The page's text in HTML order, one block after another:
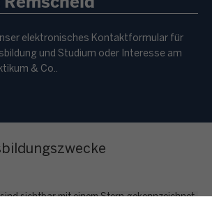
elektronisches Kontaktformular für
und Studium oder Interesse am
& Co..
sichtbar mit einem Stern gekennzeichnet